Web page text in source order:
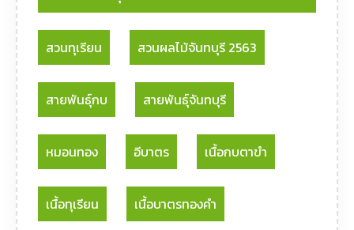
สวนทุเรียน สวนผลไม้จันทบุรี 2563
สายพันธุ์กบ สายพันธุ์จันทบุรี
หมอนทอง อีบาตร เนื้อกบตาขำ
เนื้อทุเรียน เนื้อบาตรทองคำ